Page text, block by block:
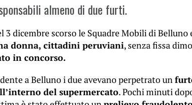
almeno di due furti.
3 dicembre scorso le Squadre Mobili di
donna, cittadini peruviani, senza fissa
in concorso.
a Belluno i due avevano perpetrato un
del supermercato. Pochi minuti